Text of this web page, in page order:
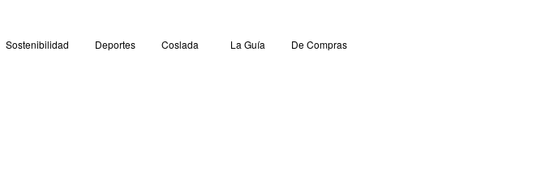
Sostenibilidad Deportes Coslada La Guía
De Compras